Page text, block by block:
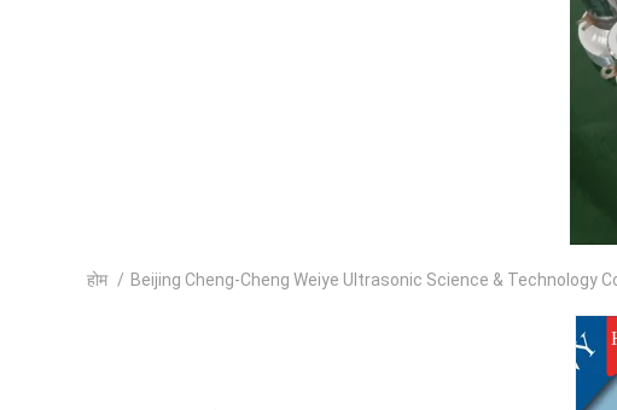
होम / Beijing Cheng-Cheng Weiye Ultrasonic Science & Technology